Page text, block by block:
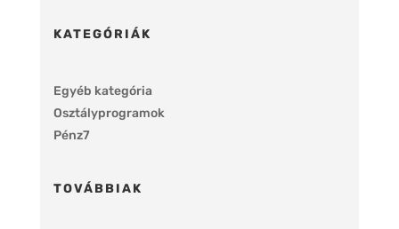
KATEGÓRIÁK
Egyéb kategória
Osztályprogramok
Pénz7
TOVÁBBIAK